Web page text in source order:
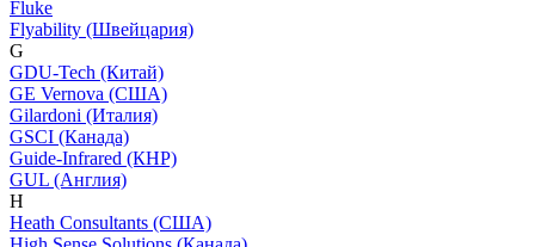
Fluke
Flyability (Швейцария)
G
GDU-Tech (Китай)
GE Vernova (США)
Gilardoni (Италия)
GSCI (Канада)
Guide-Infrared (КНР)
GUL (Англия)
H
Heath Consultants (США)